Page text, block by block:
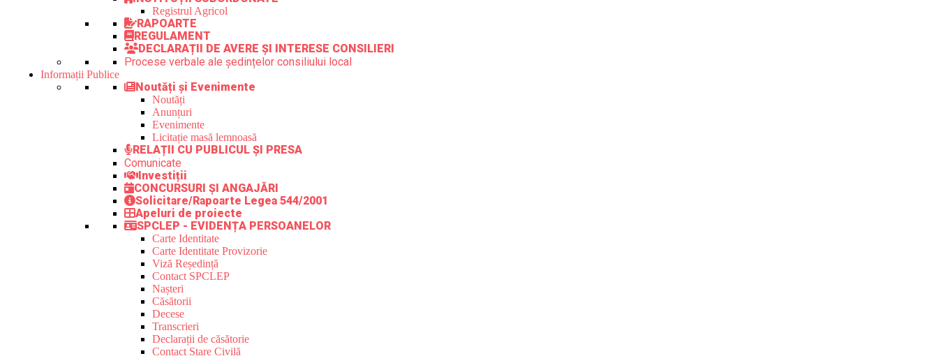
Registrul Agricol
RAPOARTE
REGULAMENT
DECLARAȚII DE AVERE ȘI INTERESE CONSILIERI
Procese verbale ale ședințelor consiliului local
Informații Publice
Noutăți și Evenimente
Noutăți
Anunțuri
Evenimente
Licitație masă lemnoasă
RELAȚII CU PUBLICUL ȘI PRESA
Comunicate
Investiții
CONCURSURI ȘI ANGAJĂRI
Solicitare/Rapoarte Legea 544/2001
Apeluri de proiecte
SPCLEP - EVIDENȚA PERSOANELOR
Carte Identitate
Carte Identitate Provizorie
Viză Reședință
Contact SPCLEP
Nașteri
Căsătorii
Decese
Transcrieri
Declarații de căsătorie
Contact Stare Civilă